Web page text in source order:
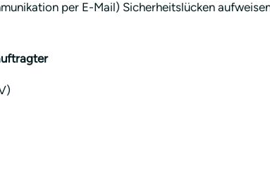
per E-Mail) Sicherheitslücken